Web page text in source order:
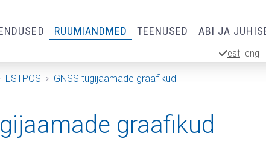
RUUMIANDMED TEENUSED ABI JA
est eng
ESTPOS GNSS tugijaamade graafikud
graafikud